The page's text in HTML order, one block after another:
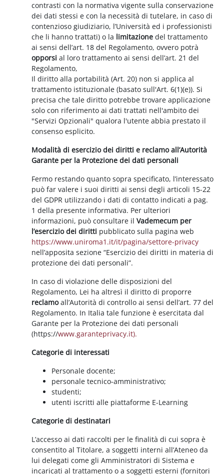
contrasti con la normativa vigente sulla conservazione
dei dati stessi e con la necessità di tutelare, in caso di
contenzioso giudiziario, l’Università ed i professionisti
che li hanno trattati) o la limitazione del trattamento
ai sensi dell’art. 18 del Regolamento, ovvero potrà
opporsi al loro trattamento ai sensi dell’art. 21 del
Regolamento,
Il diritto alla portabilità (Art. 20) non si applica al
trattamento istituzionale (basato sull'Art. 6(1)(e)). Si
precisa che tale diritto potrebbe trovare applicazione
solo con riferimento ai dati trattati nell'ambito dei
"Servizi Opzionali" qualora l'utente abbia prestato il
consenso esplicito.
Modalità di esercizio dei diritti e reclamo all’Autorità
Garante per la Protezione dei dati personali
Fermo restando quanto sopra specificato, l’interessato
può far valere i suoi diritti ai sensi degli articoli 15-22
del GDPR utilizzando i dati di contatto indicati a pag.
1 della presente informativa. Per ulteriori
informazioni, può consultare ilVademecum per
l’esercizio dei diritti pubblicato sulla pagina web
https://www.uniroma1.it/it/pagina/settore-privacy
nell’apposita sezione “Esercizio dei diritti in materia di
protezione dei dati personali”.
In caso di violazione delle disposizioni del
Regolamento, Lei ha altresì il diritto di proporre
reclamoall’Autorità di controllo ai sensi dell’art. 77 del
Regolamento. In Italia tale funzione è esercitata dal
Garante per la Protezione dei dati personali
(https://www.garanteprivacy.it).
Categorie di interessati
Personale docente;
personale tecnico-amministrativo;
studenti;
utenti iscritti alle piattaforme E-Learning
Categorie di destinatari
L’accesso ai dati raccolti per le finalità di cui sopra è
consentito al Titolare, a soggetti interni all’Ateneo da
lui delegati come gli Amministratori di Sistema e
incaricati al trattamento o a soggetti esterni (fornitori